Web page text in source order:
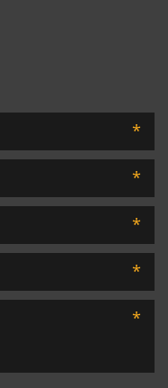
*
*
*
*
*